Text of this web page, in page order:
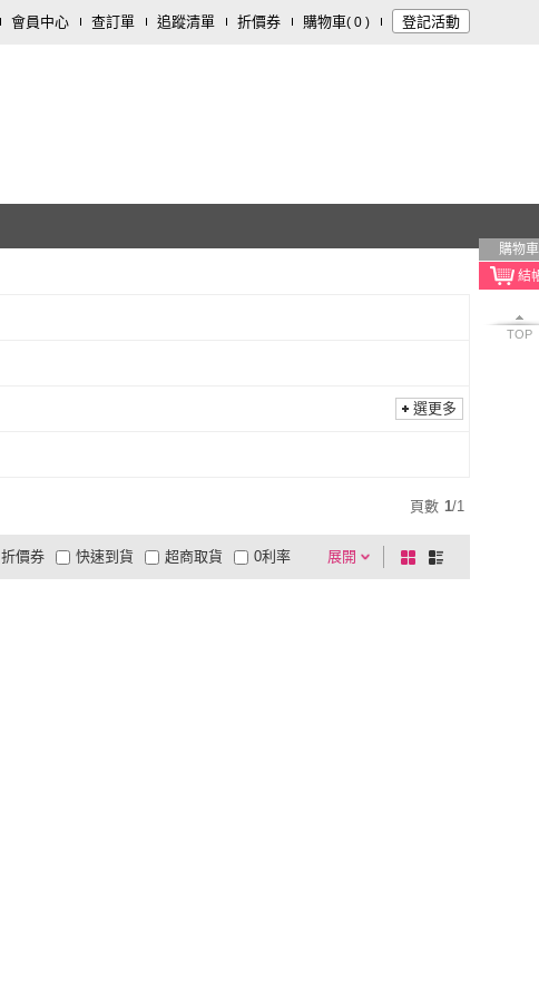
會員中心 查訂單 追蹤清單 折價券 購物車( 0 ) 登記活動
購物車
TOP
選更多
頁數 1/1
展開
折價券
有影片
商品有量 電視購物
快速到貨 超商取貨 0利率
棋
盤
列